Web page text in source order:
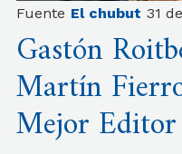
Fuente El chubut 31
Gastón
Martín
Mejor